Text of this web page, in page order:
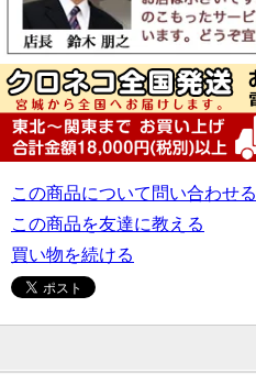
この商品について問い合わせる
この商品を友達に教える
買い物を続ける